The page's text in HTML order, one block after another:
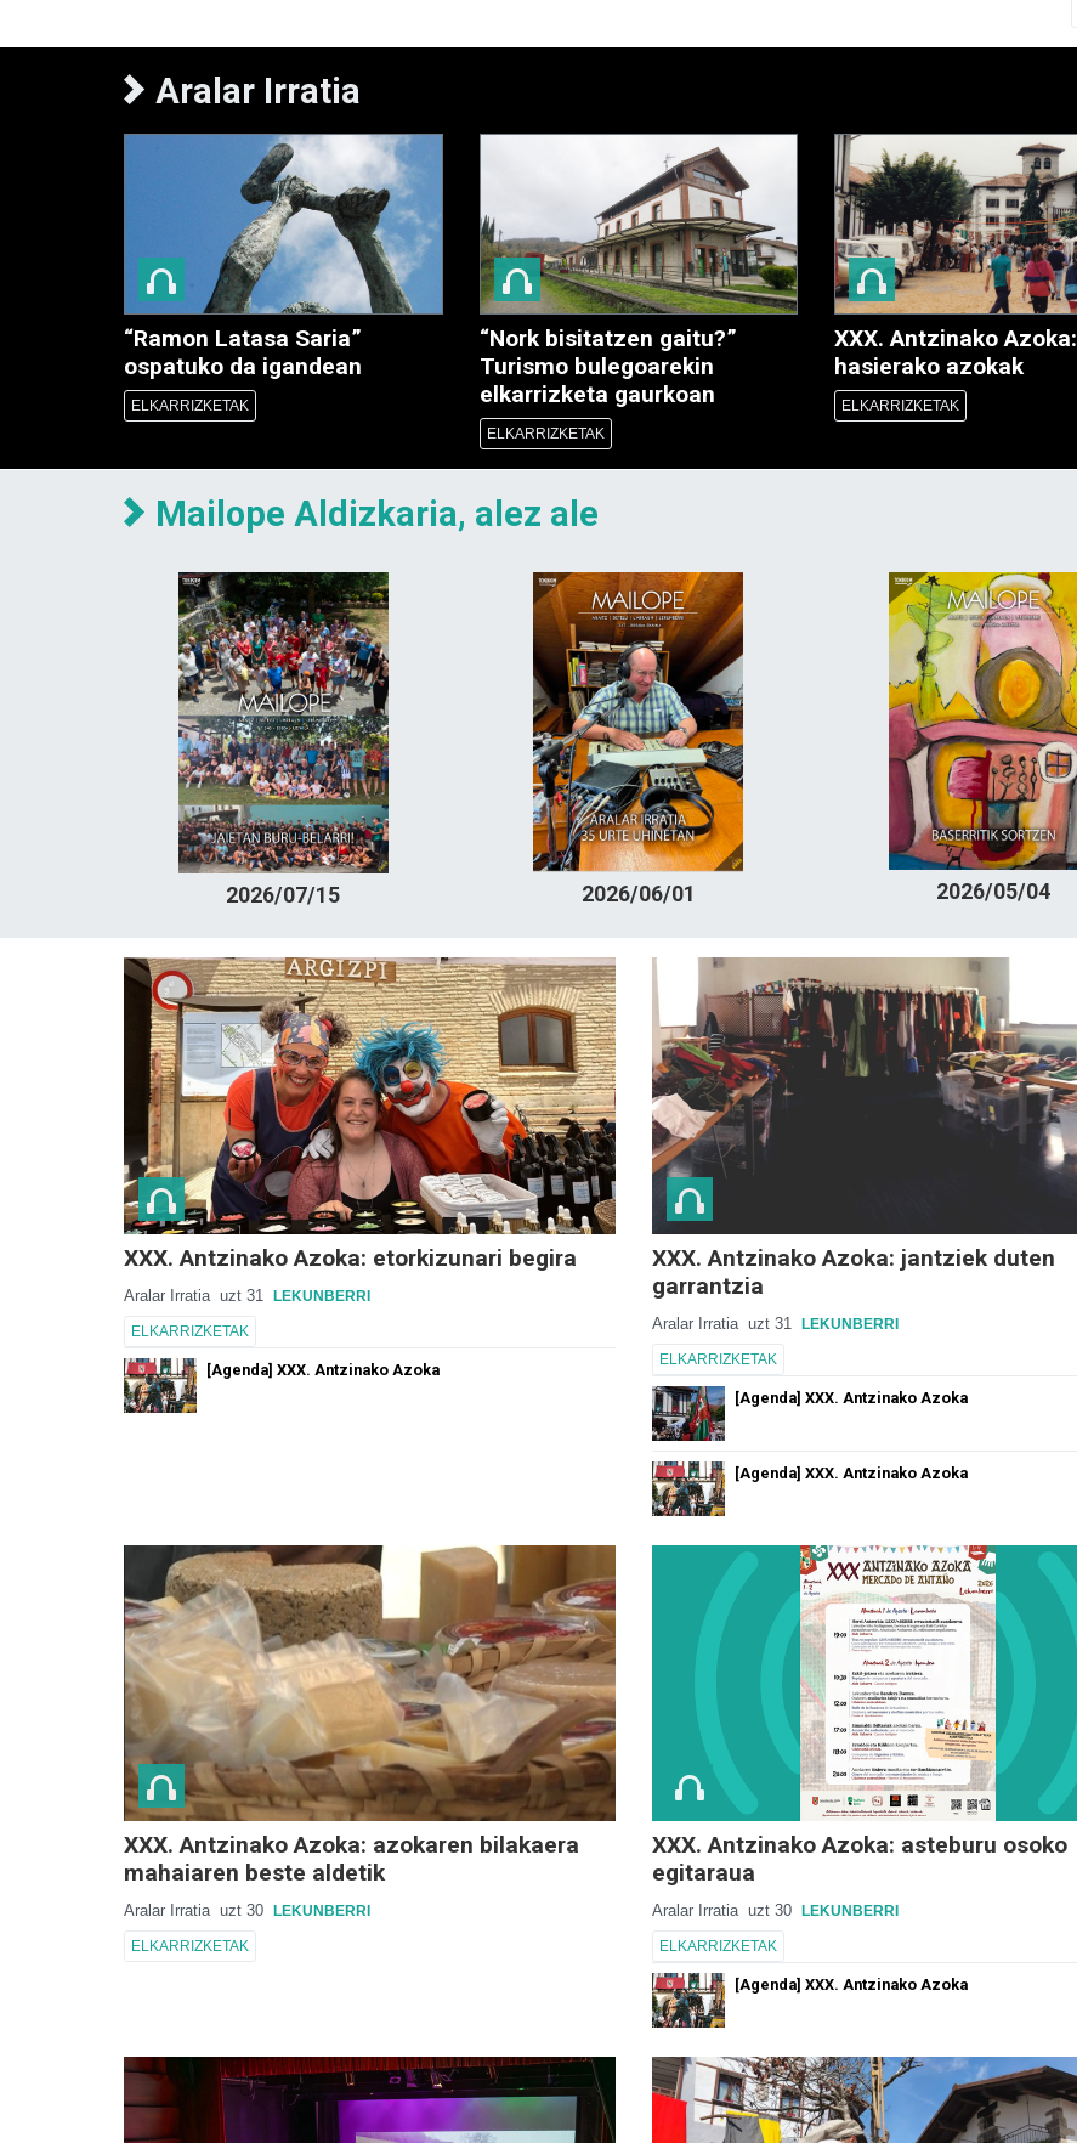
Aralar Irratia
“Ramon Latasa Saria”
ospatuko da igandean
ELKARRIZKETAK
“Nork bisitatzen gaitu?”
Turismo bulegoarekin
elkarrizketa gaurkoan
ELKARRIZKETAK
XXX. Antzinako Azoka:
hasierako azokak
ELKARRIZKETAK
Mailope Aldizkaria, alez ale
2026/07/15 2026/06/01 2026/05/04
XXX. Antzinako Azoka: etorkizunari begira
Aralar Irratia uzt 31 LEKUNBERRI
ELKARRIZKETAK
[Agenda] XXX. Antzinako Azoka
XXX. Antzinako Azoka: jantziek duten
garrantzia
Aralar Irratia uzt 31 LEKUNBERRI
ELKARRIZKETAK
[Agenda] XXX. Antzinako Azoka
[Agenda] XXX. Antzinako Azoka
XXX. Antzinako Azoka: azokaren bilakaera
mahaiaren beste aldetik
Aralar Irratia uzt 30 LEKUNBERRI
ELKARRIZKETAK
XXX. Antzinako Azoka: asteburu osoko
egitaraua
Aralar Irratia uzt 30 LEKUNBERRI
ELKARRIZKETAK
[Agenda] XXX. Antzinako Azoka